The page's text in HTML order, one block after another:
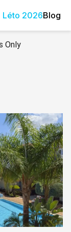
Léto 2026Blog
Only